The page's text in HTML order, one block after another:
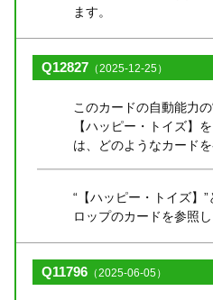
ます。
Q12827 （2025-12-25）
このカードの自動能力
【ハッピー・トイズ】
は、どのようなカード
“【ハッピー・トイズ】
ロップのカードを参照し
Q11796 （2025-06-05）